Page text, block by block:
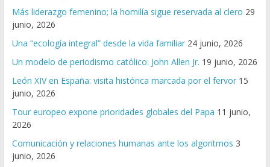
Más liderazgo femenino; la homilía sigue reservada al clero 29
junio, 2026
Una “ecología integral” desde la vida familiar 24 junio, 2026
Un modelo de periodismo católico: John Allen Jr. 19 junio, 2026
León XIV en España: visita histórica marcada por el fervor 15
junio, 2026
Tour europeo expone prioridades globales del Papa 11 junio,
2026
Comunicación y relaciones humanas ante los algoritmos 3
junio, 2026